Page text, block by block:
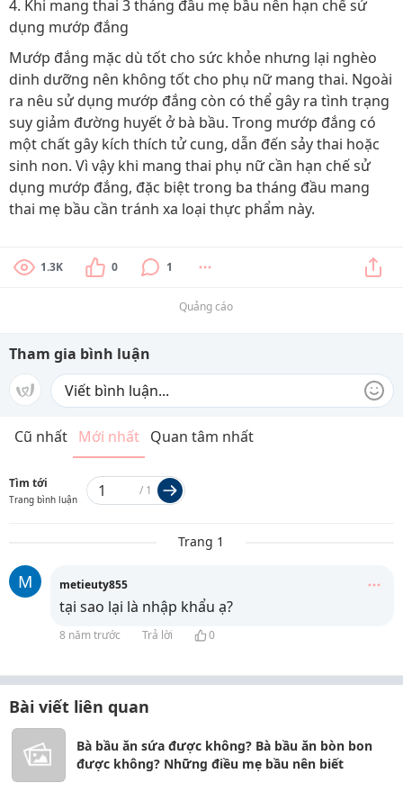
4. Khi mang thai 3 tháng đầu mẹ bầu nên hạn chế sử
dụng mướp đắng
Mướp đắng mặc dù tốt cho sức khỏe nhưng lại nghèo
dinh dưỡng nên không tốt cho phụ nữ mang thai. Ngoài
ra nêu sử dụng mướp đắng còn có thể gây ra tình trạng
suy giảm đường huyết ở bà bầu. Trong mướp đắng có
một chất gây kích thích tử cung, dẫn đến sảy thai hoặc
sinh non. Vì vậy khi mang thai phụ nữ cần hạn chế sử
dụng mướp đắng, đặc biệt trong ba tháng đầu mang
thai mẹ bầu cần tránh xa loại thực phẩm này.
1.3K 0 1
Quảng cáo
Tham gia bình luận
Cũ nhất Mới nhất Quan tâm nhất
Tìm tới
Trang bình luận
/ 1
Trang 1
M metieuty855
tại sao lại là nhập khẩu ạ?
8 năm trước Trả lời 0
Bài viết liên quan
Bà bầu ăn sứa được không? Bà bầu ăn bòn bon
được không? Những điều mẹ bầu nên biết